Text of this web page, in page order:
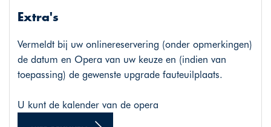
Extra's
Vermeldt bij uw onlinereservering (onder opmerkingen)
de datum en Opera van uw keuze en (indien van
toepassing) de gewenste upgrade fauteuilplaats.
U kunt de kalender van de opera